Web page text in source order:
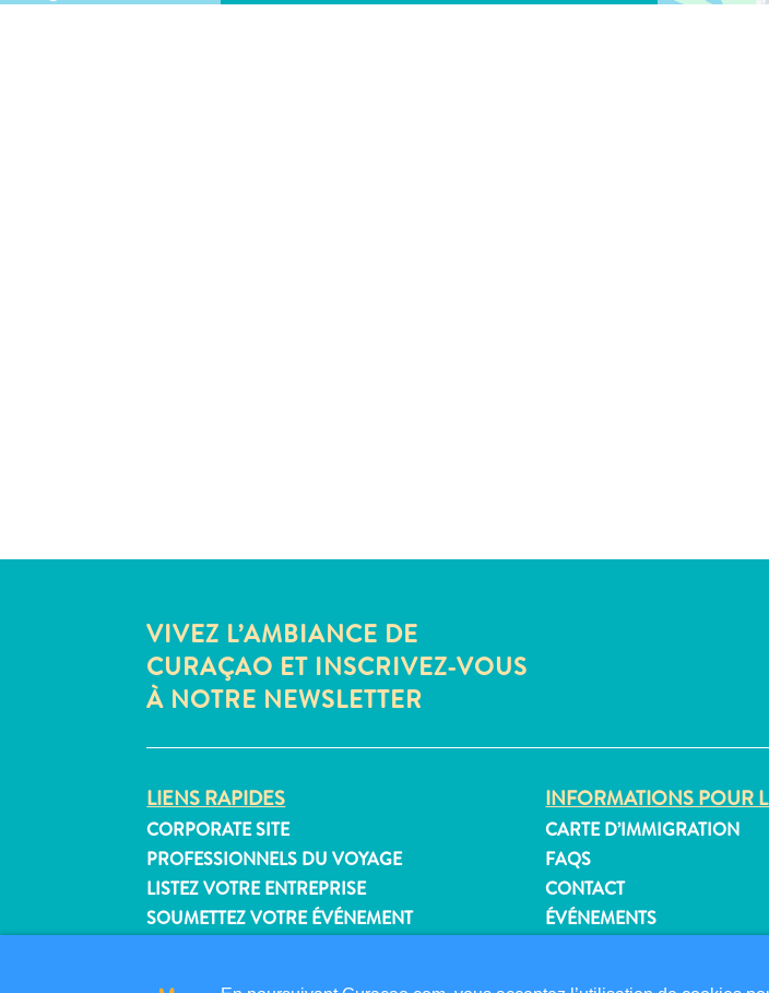
VIVEZ L’AMBIANCE DE
CURAÇAO ET INSCRIVEZ-VOUS
À NOTRE NEWSLETTER
LIENS RAPIDES
CORPORATE SITE
PROFESSIONNELS DU VOYAGE
LISTEZ VOTRE ENTREPRISE
SOUMETTEZ VOTRE ÉVÉNEMENT
INFORMATIONS POUR
CARTE D’IMMIGRATION
FAQS
CONTACT
ÉVÉNEMENTS